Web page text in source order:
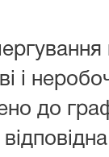
і
до